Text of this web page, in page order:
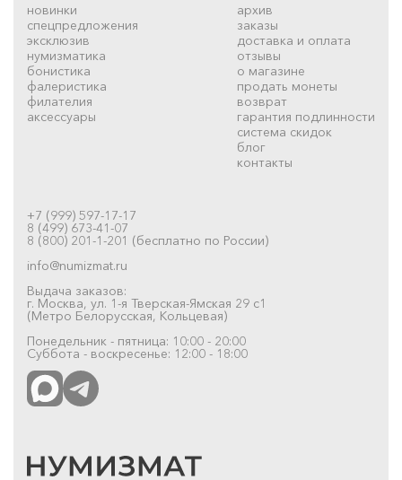
новинки
спецпредложения
эксклюзив
нумизматика
бонистика
фалеристика
филателия
аксессуары
архив
заказы
доставка и оплата
отзывы
о магазине
продать монеты
возврат
гарантия подлинности
система скидок
блог
контакты
+7 (999) 597-17-17
8 (499) 673-41-07
8 (800) 201-1-201 (бесплатно по России)
info@numizmat.ru
Выдача заказов:
г. Москва, ул. 1-я Тверская-Ямская 29 с1
(Метро Белорусская, Кольцевая)
Понедельник - пятница: 10:00 - 20:00
Суббота - воскресенье: 12:00 - 18:00